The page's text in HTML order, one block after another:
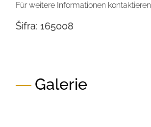
Für weitere Informationen
Šifra: 165008
Galerie